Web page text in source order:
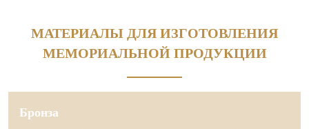
МАТЕРИАЛЫ ДЛЯ ИЗГОТОВЛЕНИЯ
МЕМОРИАЛЬНОЙ ПРОДУКЦИИ
Бронза